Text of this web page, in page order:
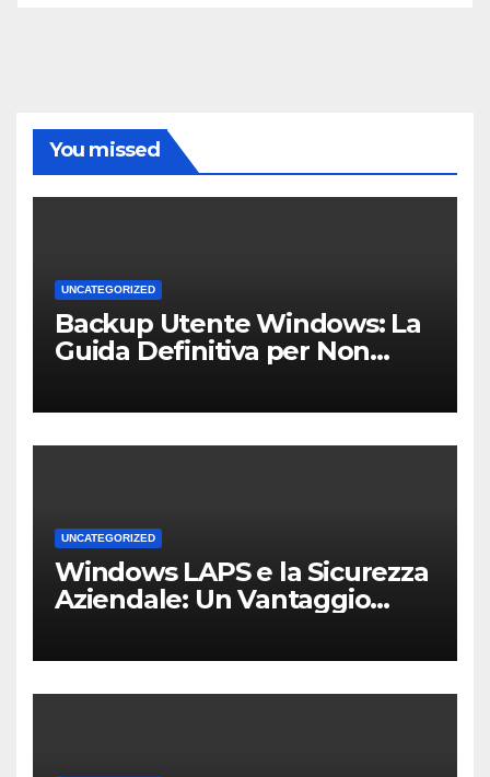
You missed
UNCATEGORIZED
Backup Utente Windows: La
Guida Definitiva per Non
Casa o dell’Ufficio
UNCATEGORIZED
Windows LAPS e la Sicurezza
Aziendale: Un Vantaggio